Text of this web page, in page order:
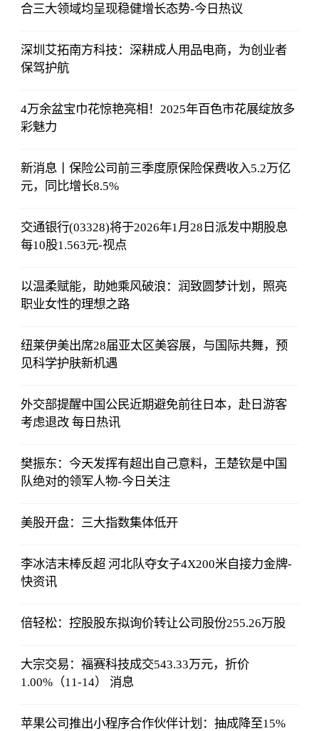
合三大领域均呈现稳健增长态势-今日热议
深圳艾拓南方科技：深耕成人用品电商，为创业者
保驾护航
4万余盆宝巾花惊艳亮相！2025年百色市花展绽放多
彩魅力
新消息丨保险公司前三季度原保险保费收入5.2万亿
元，同比增长8.5%
交通银行(03328)将于2026年1月28日派发中期股息
每10股1.563元-视点
以温柔赋能，助她乘风破浪：润致圆梦计划，照亮
职业女性的理想之路
纽莱伊美出席28届亚太区美容展，与国际共舞，预
见科学护肤新机遇
外交部提醒中国公民近期避免前往日本，赴日游客
考虑退改 每日热讯
樊振东：今天发挥有超出自己意料，王楚钦是中国
队绝对的领军人物-今日关注
美股开盘：三大指数集体低开
李冰洁末棒反超 河北队夺女子4X200米自接力金牌-
快资讯
倍轻松：控股股东拟询价转让公司股份255.26万股
大宗交易：福赛科技成交543.33万元，折价
1.00%（11-14） 消息
苹果公司推出小程序合作伙伴计划：抽成降至15%